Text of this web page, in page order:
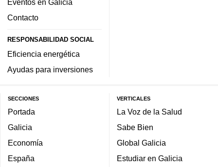
Eventos en Galicia
Contacto
RESPONSABILIDAD SOCIAL
Eficiencia energética
Ayudas para inversiones
SECCIONES
Portada
Galicia
Economía
España
VERTICALES
La Voz de la Salud
Sabe Bien
Global Galicia
Estudiar en Galicia